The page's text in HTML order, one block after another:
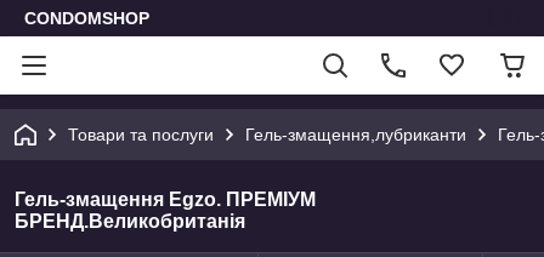
CONDOMSHOP
Товари та послуги Гель-змащення,лубриканти
Гель-змащення Egzо. ПРЕМІУМ
БРЕНД.Великобританія